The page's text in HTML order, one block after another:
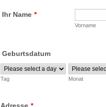
Ihr Name *
Vorname
Geburtsdatum
Tag Monat